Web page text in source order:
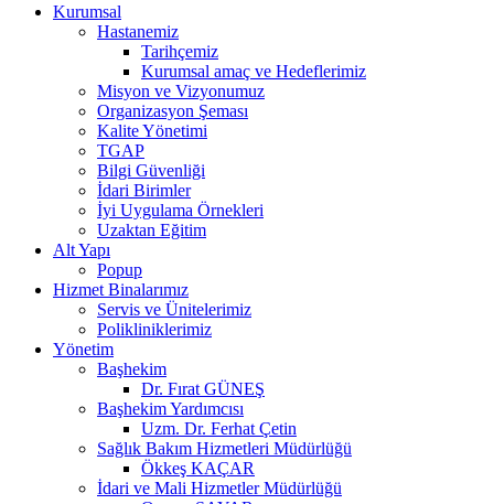
Kurumsal
Hastanemiz
Tarihçemiz
Kurumsal amaç ve Hedeflerimiz
Misyon ve Vizyonumuz
Organizasyon Şeması
Kalite Yönetimi
TGAP
Bilgi Güvenliği
İdari Birimler
İyi Uygulama Örnekleri
Uzaktan Eğitim
Alt Yapı
Popup
Hizmet Binalarımız
Servis ve Ünitelerimiz
Polikliniklerimiz
Yönetim
Başhekim
Dr. Fırat GÜNEŞ
Başhekim Yardımcısı
Uzm. Dr. Ferhat Çetin
Sağlık Bakım Hizmetleri Müdürlüğü
Ökkeş KAÇAR
İdari ve Mali Hizmetler Müdürlüğü